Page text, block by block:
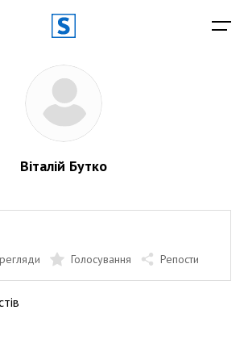
Віталій Бутко
Голосування Репости